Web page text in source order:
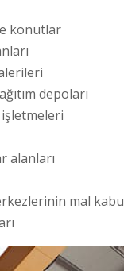
konutlar
depoları
işletmeleri
alanları
mal